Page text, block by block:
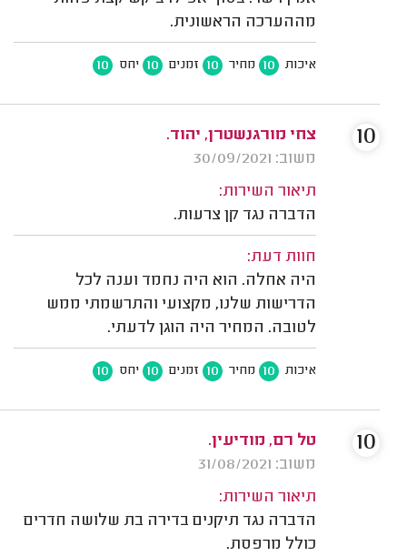
מההערכה הראשונית.
איכות 10 מחיר 10 זמנים 10 יחס 10
צחי מורגנשטרן, יהוד.
משוב: 30/09/2021
תיאור השירות:
הדברה נגד קן צרעות.
חוות דעת:
היה אחלה. הוא היה נחמד וענה לכל
הדרישות שלנו, מקצועי והתרשמתי ממש
לטובה. המחיר היה הוגן לדעתי.
איכות 10 מחיר 10 זמנים 10 יחס 10
10
טל רם, מודיעין.
משוב: 31/08/2021
תיאור השירות:
הדברה נגד תיקנים בדירה בת שלושה חדרים
כולל מרפסת.
10